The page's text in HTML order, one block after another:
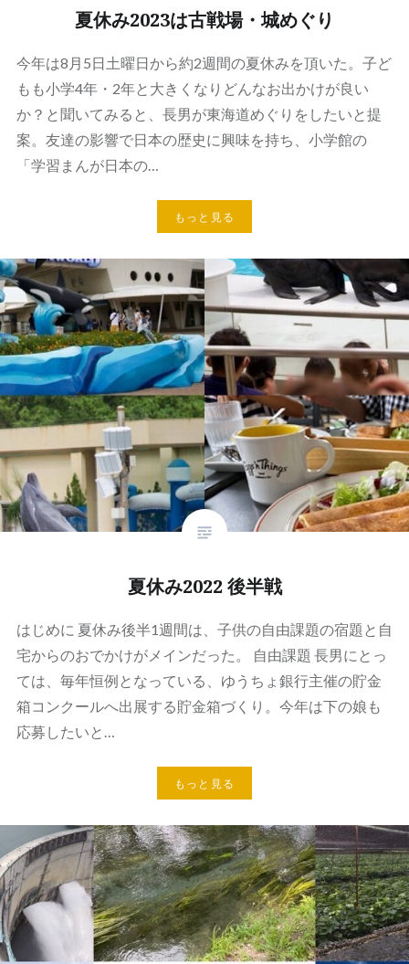
夏休み2023は古戦場・城めぐり
今年は8月5日土曜日から約2週間の夏休みを頂いた。子ど
もも小学4年・2年と大きくなりどんなお出かけが良い
か？と聞いてみると、長男が東海道めぐりをしたいと提
案。友達の影響で日本の歴史に興味を持ち、小学館の
「学習まんが日本の…
もっと見る
夏休み2022 後半戦
はじめに 夏休み後半1週間は、子供の自由課題の宿題と自
宅からのおでかけがメインだった。 自由課題 長男にとっ
ては、毎年恒例となっている、ゆうちょ銀行主催の貯金
箱コンクールへ出展する貯金箱づくり。今年は下の娘も
応募したいと…
もっと見る